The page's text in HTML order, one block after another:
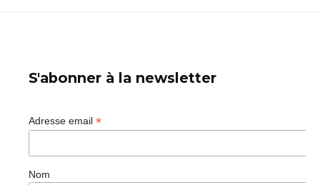
S'abonner à la newsletter
Adresse email *
Nom